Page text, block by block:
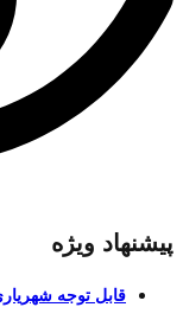
پیشنهاد ویژه
قابل توجه